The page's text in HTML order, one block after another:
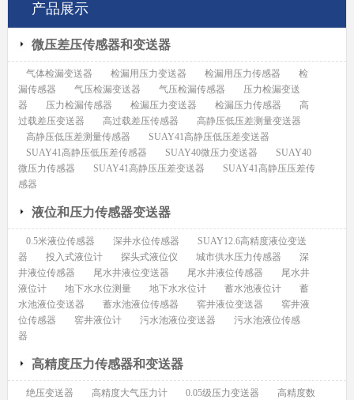
产品展示
微压差压传感器和变送器
气体检漏变送器 检漏用压力变送器 检漏用压力传感器
检
漏传感器
气压检漏变送器 气压检漏传感器
压力检漏变送
器
压力检漏传感器 检漏压力变送器 检漏压力传感器
高
过载差压变送器
高过载差压传感器
高静压低压差测量变送器
高静压低压差测量传感器
SUAY41高静压低压差变送器
SUAY41高静压低压差传感器
SUAY40微压力变送器
SUAY40
微压力传感器
SUAY41高静压压差变送器
SUAY41高静压压差传
感器
液位和压力传感器变送器
0.5米液位传感器 深井水位传感器
SUAY12.6高精度液位变送
器
投入式液位计 探头式液位仪 城市供水压力传感器
深
井液位传感器
尾水井液位变送器 尾水井液位传感器
尾水井
液位计
地下水水位测量 地下水水位计 蓄水池液位计
蓄
水池液位变送器
蓄水池液位传感器 窖井液位变送器
窖井液
位传感器
窖井液位计 污水池液位变送器
污水池液位传感
器
高精度压力传感器和变送器
绝压变送器 高精度大气压力计 0.05级压力变送器
高精度数